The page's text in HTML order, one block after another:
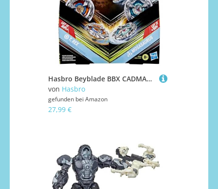
Hasbro Beyblade BBX CADMAN Plaza
von Hasbro
gefunden bei Amazon
27,99 €